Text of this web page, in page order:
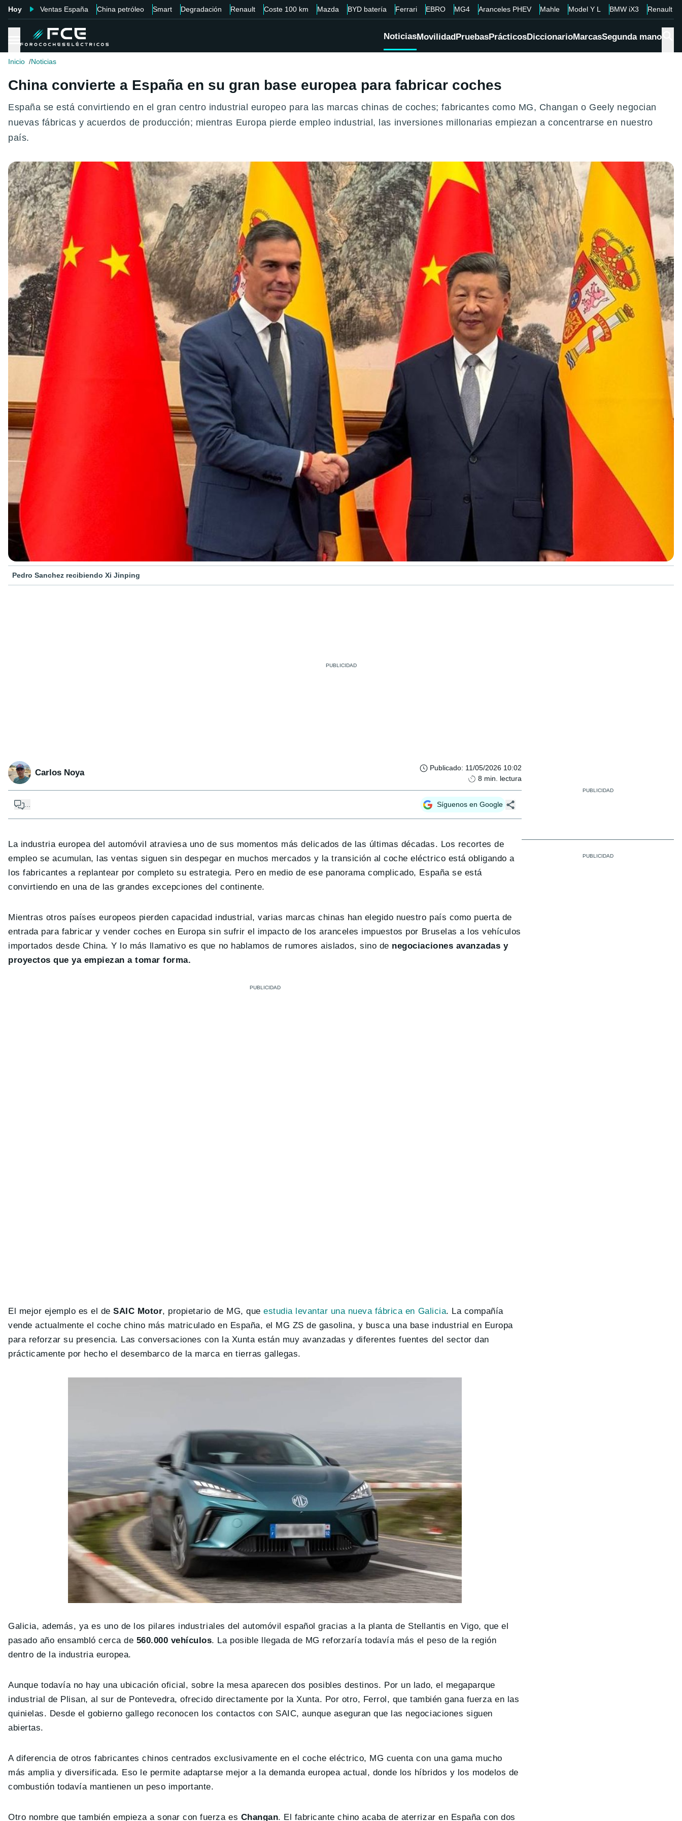
Hoy Ventas España China petróleo Smart Degradación Renault Coste 100 km Mazda BYD batería Ferrari EBRO MG4 Aranceles PHEV Mahle Model Y L BMW iX3 Renault
NoticiasMovilidadPruebasPrácticosDiccionarioMarcasSegunda mano
Inicio Noticias
China convierte a España en su gran base europea para fabricar coches
España se está convirtiendo en el gran centro industrial europeo para las marcas chinas de coches; fabricantes como MG, Changan o Geely negocian
nuevas fábricas y acuerdos de producción; mientras Europa pierde empleo industrial, las inversiones millonarias empiezan a concentrarse en nuestro
país.
Pedro Sanchez recibiendo Xi Jinping
Carlos Noya Publicado: 11/05/2026 10:02
8 min. lectura
... Síguenos en Google
La industria europea del automóvil atraviesa uno de sus momentos más delicados de las últimas décadas. Los recortes de
empleo se acumulan, las ventas siguen sin despegar en muchos mercados y la transición al coche eléctrico está obligando a
los fabricantes a replantear por completo su estrategia. Pero en medio de ese panorama complicado, España se está
convirtiendo en una de las grandes excepciones del continente.
Mientras otros países europeos pierden capacidad industrial, varias marcas chinas han elegido nuestro país como puerta de
entrada para fabricar y vender coches en Europa sin sufrir el impacto de los aranceles impuestos por Bruselas a los vehículos
importados desde China. Y lo más llamativo es que no hablamos de rumores aislados, sino de negociaciones avanzadas y
proyectos que ya empiezan a tomar forma.
El mejor ejemplo es el deSAIC Motor, propietario de MG, queestudia levantar una nueva fábrica en Galicia. La compañía
vende actualmente el coche chino más matriculado en España, el MG ZS de gasolina, y busca una base industrial en Europa
para reforzar su presencia. Las conversaciones con la Xunta están muy avanzadas y diferentes fuentes del sector dan
prácticamente por hecho el desembarco de la marca en tierras gallegas.
Galicia, además, ya es uno de los pilares industriales del automóvil español gracias a la planta de Stellantis en Vigo, que el
pasado año ensambló cerca de 560.000 vehículos. La posible llegada de MG reforzaría todavía más el peso de la región
dentro de la industria europea.
Aunque todavía no hay una ubicación oficial, sobre la mesa aparecen dos posibles destinos. Por un lado, el megaparque
industrial de Plisan, al sur de Pontevedra, ofrecido directamente por la Xunta. Por otro, Ferrol, que también gana fuerza en las
quinielas. Desde el gobierno gallego reconocen los contactos con SAIC, aunque aseguran que las negociaciones siguen
abiertas.
A diferencia de otros fabricantes chinos centrados exclusivamente en el coche eléctrico, MG cuenta con una gama mucho
más amplia y diversificada. Eso le permite adaptarse mejor a la demanda europea actual, donde los híbridos y los modelos de
combustión todavía mantienen un peso importante.
Otro nombre que también empieza a sonar con fuerza es Changan. El fabricante chino acaba de aterrizar en España con dos